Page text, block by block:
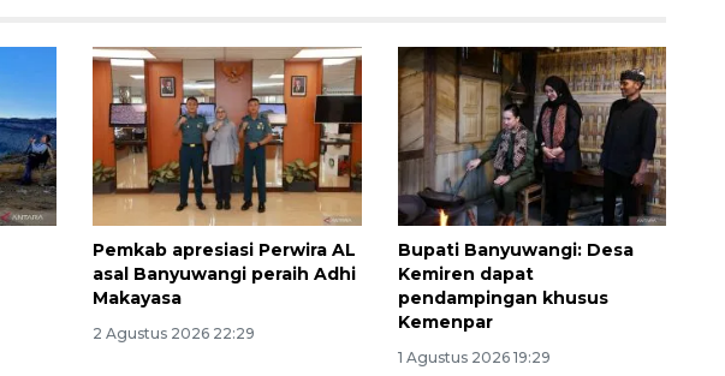
Pemkab apresiasi Perwira AL
asal Banyuwangi peraih Adhi
Makayasa
2 Agustus 2026 22:29
Bupati Banyuwangi: Desa
Kemiren dapat
pendampingan khusus
Kemenpar
1 Agustus 2026 19:29
Waspadai penyakit saat